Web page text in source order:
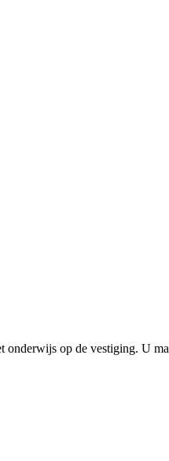
op de vestiging. U